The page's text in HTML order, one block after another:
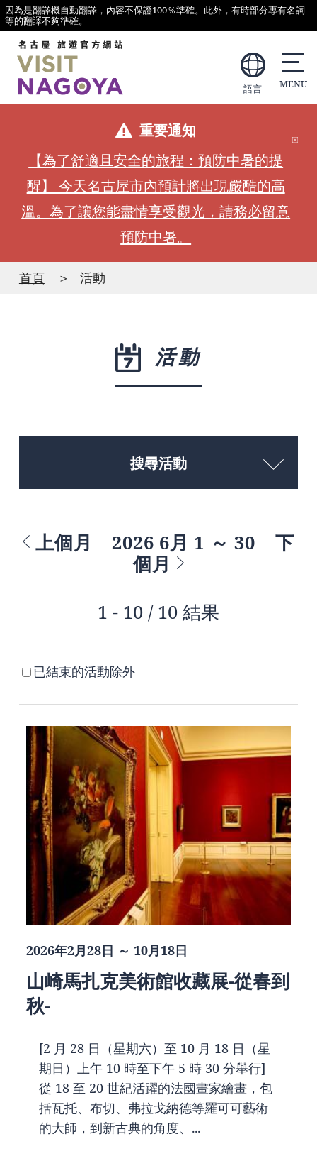
因為是翻譯機自動翻譯，內容不保證100％準確。此外，有時部分專有名詞
等的翻譯不夠準確。
語言
重要通知
【為了舒適且安全的旅程：預防中暑的提
醒】 今天名古屋市內預計將出現嚴酷的高
溫。為了讓您能盡情享受觀光，請務必留意
預防中暑。
首頁 活動
活動
搜尋活動
上個月 2026 6月 1 ～ 30
下
個月
1 - 10 / 10 結果
已結束的活動除外
2026年2月28日 ～ 10月18日
山崎馬扎克美術館收藏展-從春到
秋-
[2 月 28 日（星期六）至 10 月 18 日（星
期日）上午 10 時至下午 5 時 30 分舉行]
從 18 至 20 世紀活躍的法國畫家繪畫，包
括瓦托、布切、弗拉戈納德等羅可可藝術
的大師，到新古典的角度、...